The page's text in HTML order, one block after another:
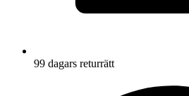
99 dagars returrätt